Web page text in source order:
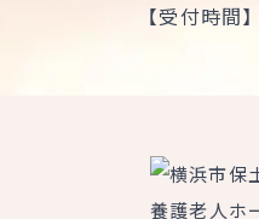
【受付時